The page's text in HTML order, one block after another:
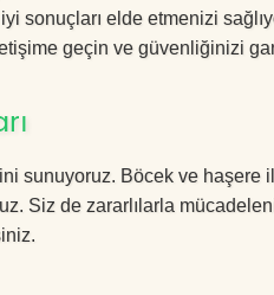
sonuçları elde etmenizi
geçin ve güvenliğinizi
sunuyoruz. Böcek ve haşere
Siz de zararlılarla